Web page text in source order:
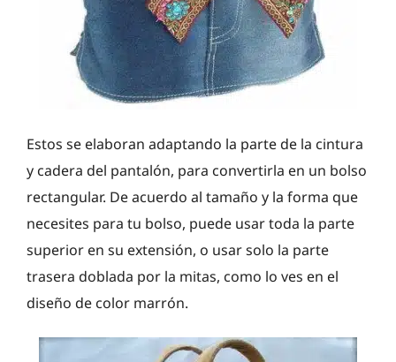
Estos se elaboran adaptando la parte de la cintura
y cadera del pantalón, para convertirla en un bolso
rectangular. De acuerdo al tamaño y la forma que
necesites para tu bolso, puede usar toda la parte
superior en su extensión, o usar solo la parte
trasera doblada por la mitas, como lo ves en el
diseño de color marrón.